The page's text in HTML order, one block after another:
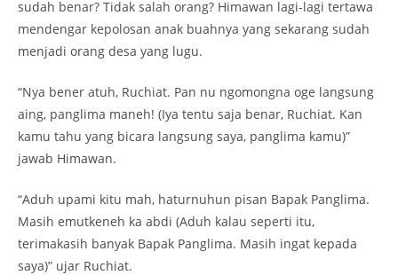
sudah benar? Tidak salah orang? Himawan lagi-lagi tertawa
mendengar kepolosan anak buahnya yang sekarang sudah
menjadi orang desa yang lugu.
“Nya bener atuh, Ruchiat. Pan nu ngomongna oge langsung
aing, panglima maneh! (Iya tentu saja benar, Ruchiat. Kan
kamu tahu yang bicara langsung saya, panglima kamu)”
jawab Himawan.
“Aduh upami kitu mah, haturnuhun pisan Bapak Panglima.
Masih emutkeneh ka abdi (Aduh kalau seperti itu,
terimakasih banyak Bapak Panglima. Masih ingat kepada
saya)” ujar Ruchiat.